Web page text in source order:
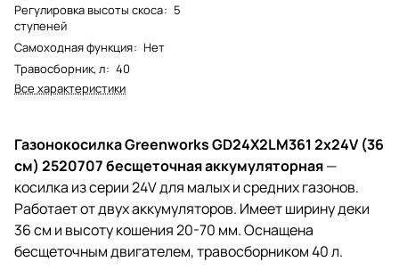
Регулировка высоты скоса: 5
ступеней
Самоходная функция: Нет
Травосборник, л: 40
Все характеристики
Газонокосилка Greenworks GD24X2LM361 2х24V (36
см) 2520707 бесщеточная аккумуляторная—
косилка из серии 24V для малых и средних газонов.
Работает от двух аккумуляторов. Имеет ширину деки
36 см и высоту кошения 20-70 мм. Оснащена
бесщеточным двигателем, травосборником 40 л.